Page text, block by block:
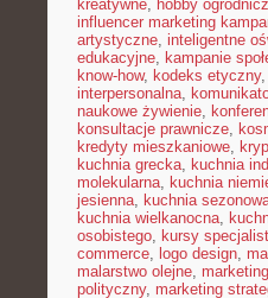
kreatywne, hobby
influencer marketing
artystyczne, inteligentne
edukacyjne, kampanie
know-how, kodeks etyczny,
interpersonalna,
naukowe żywienie,
konsultacje prawnicze,
kredyty mieszkaniowe,
kuchnia grecka, kuchnia
molekularna, kuchnia
jesienna, kuchnia
kuchnia wielkanocna,
osobistego, kursy
commerce, logo design,
malarstwo olejne,
polityczny, marketing